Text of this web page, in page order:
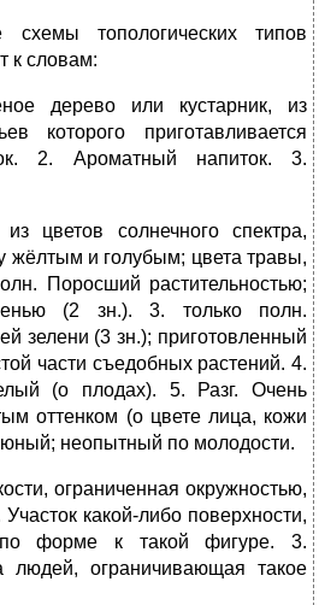
топологических типов
к словам:
дерево или кустарник, из
которого приготавливается
2. Ароматный напиток. 3.
цветов солнечного спектра,
жёлтым и голубым; цвета травы,
Поросший растительностью;
(2 зн.). 3. только полн.
зелени (3 зн.); приготовленный
части съедобных растений. 4.
(о плодах). 5. Разг. Очень
оттенком (о цвете лица, кожи
юный; неопытный по молодости.
ограниченная окружностью,
какой-либо поверхности,
форме к такой фигуре. 3.
людей, ограничивающая такое